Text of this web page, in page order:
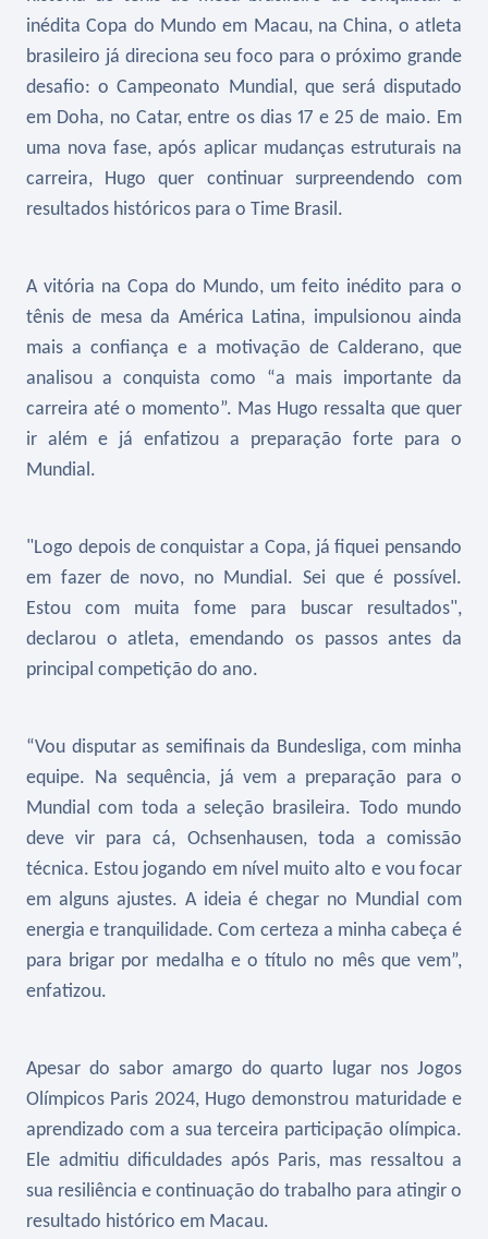
inédita Copa do Mundo em Macau, na China, o atleta
brasileiro já direciona seu foco para o próximo grande
desafio: o Campeonato Mundial, que será disputado
em Doha, no Catar, entre os dias 17 e 25 de maio. Em
uma nova fase, após aplicar mudanças estruturais na
carreira, Hugo quer continuar surpreendendo com
resultados históricos para o Time Brasil.
A vitória na Copa do Mundo, um feito inédito para o
tênis de mesa da América Latina, impulsionou ainda
mais a confiança e a motivação de Calderano, que
analisou a conquista como “a mais importante da
carreira até o momento”. Mas Hugo ressalta que quer
ir além e já enfatizou a preparação forte para o
Mundial.
"Logo depois de conquistar a Copa, já fiquei pensando
em fazer de novo, no Mundial. Sei que é possível.
Estou com muita fome para buscar resultados",
declarou o atleta, emendando os passos antes da
principal competição do ano.
“Vou disputar as semifinais da Bundesliga, com minha
equipe. Na sequência, já vem a preparação para o
Mundial com toda a seleção brasileira. Todo mundo
deve vir para cá, Ochsenhausen, toda a comissão
técnica. Estou jogando em nível muito alto e vou focar
em alguns ajustes. A ideia é chegar no Mundial com
energia e tranquilidade. Com certeza a minha cabeça é
para brigar por medalha e o título no mês que vem”,
enfatizou.
Apesar do sabor amargo do quarto lugar nos Jogos
Olímpicos Paris 2024, Hugo demonstrou maturidade e
aprendizado com a sua terceira participação olímpica.
Ele admitiu dificuldades após Paris, mas ressaltou a
sua resiliência e continuação do trabalho para atingir o
resultado histórico em Macau.